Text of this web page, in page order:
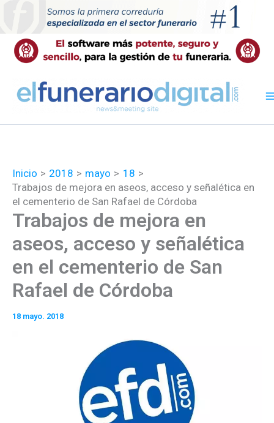
contenido
Inicio 2018 mayo
18
Trabajos de mejora en aseos, acceso y señalética en
el cementerio de San Rafael de Córdoba
Trabajos de mejora en
aseos, acceso y señalética
en el cementerio de San
Rafael de Córdoba
18 mayo. 2018